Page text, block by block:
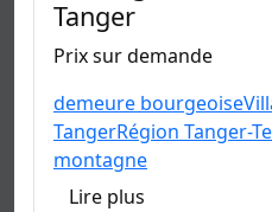
Tanger
Prix sur demande
demeure bourgeoise
TangerRégion Tanger-
montagne
Lire plus